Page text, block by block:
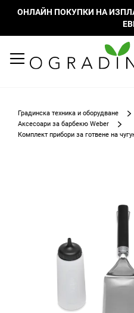
ОНЛАЙН ПОКУПКИ НА
Градинска техника и оборудване
Аксесоари за барбекю Weber
Комплект прибори за готвене на